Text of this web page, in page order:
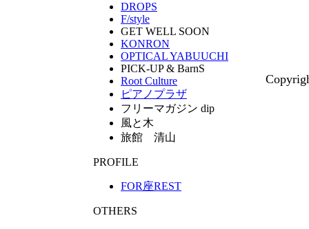
DROPS
F/style
GET WELL SOON
KONRON
OPTICAL YABUUCHI
PICK-UP & BarnS
Root Culture
ピアノプラザ
フリーマガジン dip
風と木
旅館 清山
PROFILE
FOR座REST
OTHERS